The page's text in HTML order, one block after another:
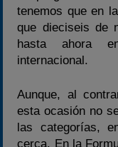
tenemos que en
que dieciseis de
hasta ahora
internacional.
Aunque, al
esta ocasión no
las categorías,
cerca. En la